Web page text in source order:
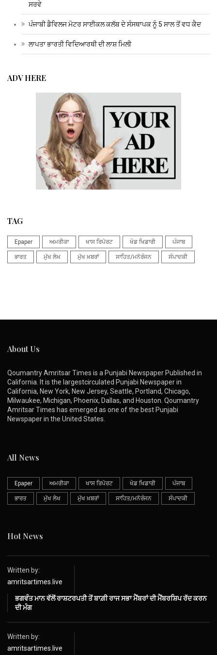
ਸਰਵੇ
ਪੰਜਾਬੀ ਡੈਵਿਲਜ ਮੋਟਰ ਸਾਈਕਲ ਕਲੱਬ ਦੇ ਸੰਸਥਾਪਕ ਨੂੰ 5 ਸਾਲ ਤੋਂ ਵਧ ਕੈਦ
ਲਾਪਤਾ ਭਾਰਤੀ ਵਿਦਿਆਰਥੀ ਦੀ ਲਾਸ਼ ਮਿਲੀ
ADV HERE
TAG
Epaper ਅਮਰੀਕਾ ਖਾਸ ਰਿਪੋਰਟ ਖੇਡ ਖਿਡਾਰੀ ਪੰਜਾਬ
ਭਾਰਤ ਮੁੱਖ ਲੇਖ ਮੁੱਖ ਖ਼ਬਰਾਂ ਸਾਹਿਤ/ਮਨੋਰੰਜਨ ਸੰਪਾਦਕੀ
About Us
Qoumantry Amritsar Times is a Punjabi Newspaper Published in
California. It is the largestcirculated Punjabi Newspaper in
California, New York, New Jersey, Seattle, Portland, Chicago,
Milwaukee, Michigan, Phoenix, Dallas, and Houston. Qoumantry
Amritsar Times has emerged as one of the best Punjabi
Newspaper in the United States.
All News
Epaper ਅਮਰੀਕਾ ਖਾਸ ਰਿਪੋਰਟ ਖੇਡ ਖਿਡਾਰੀ ਪੰਜਾਬ
ਭਾਰਤ ਮੁੱਖ ਲੇਖ ਮੁੱਖ ਖ਼ਬਰਾਂ ਸਾਹਿਤ/ਮਨੋਰੰਜਨ ਸੰਪਾਦਕੀ
Hot News
Written by:
amritsartimes.live
ਭਗਵੰਤ ਮਾਨ ਵੱਲੋਂ ਰਾਸ਼ਟਰਪਤੀ ਤੋਂ ਬਾਗ਼ੀ ਰਾਜ ਸਭਾ ਮੈਂਬਰਾਂ ਦੀ ਮੈਂਬਰਸ਼ਿਪ ਰੱਦ ਕਰਨ
ਦੀ ਮੰਗ
Written by:
amritsartimes.live